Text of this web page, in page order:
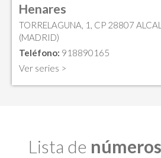
Henares
TORRELAGUNA, 1, CP 28807
(MADRID)
Teléfono: 918890165
Ver series >
Lista de